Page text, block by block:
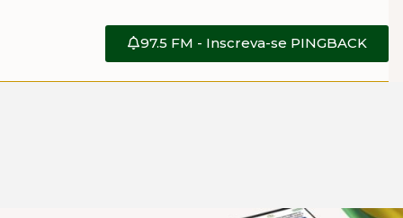
97.5 FM - Inscreva-se PINGBACK